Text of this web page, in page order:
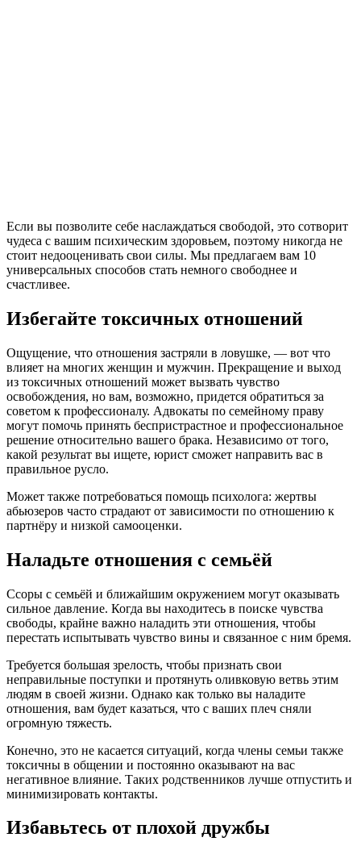
Если вы позволите себе наслаждаться свободой, это сотворит
чудеса с вашим психическим здоровьем, поэтому никогда не
стоит недооценивать свои силы. Мы предлагаем вам 10
универсальных способов стать немного свободнее и
счастливее.
Избегайте токсичных отношений
Ощущение, что отношения застряли в ловушке, — вот что
влияет на многих женщин и мужчин. Прекращение и выход
из токсичных отношений может вызвать чувство
освобождения, но вам, возможно, придется обратиться за
советом к профессионалу. Адвокаты по семейному праву
могут помочь принять беспристрастное и профессиональное
решение относительно вашего брака. Независимо от того,
какой результат вы ищете, юрист сможет направить вас в
правильное русло.
Может также потребоваться помощь психолога: жертвы
абьюзеров часто страдают от зависимости по отношению к
партнёру и низкой самооценки.
Наладьте отношения с семьёй
Ссоры с семьёй и ближайшим окружением могут оказывать
сильное давление. Когда вы находитесь в поиске чувства
свободы, крайне важно наладить эти отношения, чтобы
перестать испытывать чувство вины и связанное с ним бремя.
Требуется большая зрелость, чтобы признать свои
неправильные поступки и протянуть оливковую ветвь этим
людям в своей жизни. Однако как только вы наладите
отношения, вам будет казаться, что с ваших плеч сняли
огромную тяжесть.
Конечно, это не касается ситуаций, когда члены семьи также
токсичны в общении и постоянно оказывают на вас
негативное влияние. Таких родственников лучше отпустить и
минимизировать контакты.
Избавьтесь от плохой дружбы